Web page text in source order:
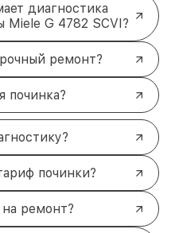
диагностика
G 4782 SCVI?
ремонт?
починка?
починки?
ремонт?